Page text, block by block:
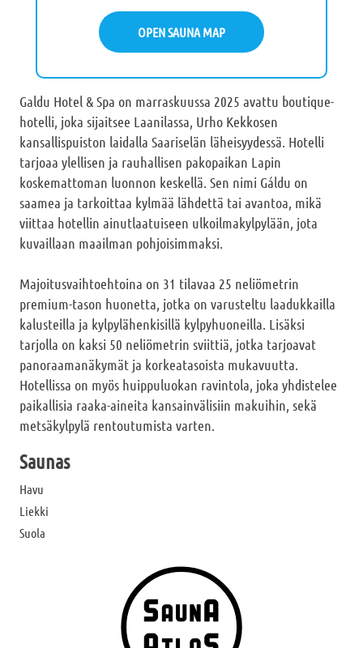
OPEN SAUNA MAP
Galdu Hotel & Spa on marraskuussa 2025 avattu boutique-
hotelli, joka sijaitsee Laanilassa, Urho Kekkosen
kansallispuiston laidalla Saariselän läheisyydessä. Hotelli
tarjoaa ylellisen ja rauhallisen pakopaikan Lapin
koskemattoman luonnon keskellä. Sen nimi Gáldu on
saamea ja tarkoittaa kylmää lähdettä tai avantoa, mikä
viittaa hotellin ainutlaatuiseen ulkoilmakylpylään, jota
kuvaillaan maailman pohjoisimmaksi.
Majoitusvaihtoehtoina on 31 tilavaa 25 neliömetrin
premium-tason huonetta, jotka on varusteltu laadukkailla
kalusteilla ja kylpylähenkisillä kylpyhuoneilla. Lisäksi
tarjolla on kaksi 50 neliömetrin sviittiä, jotka tarjoavat
panoraamanäkymät ja korkeatasoista mukavuutta.
Hotellissa on myös huippuluokan ravintola, joka yhdistelee
paikallisia raaka-aineita kansainvälisiin makuihin, sekä
metsäkylpylä rentoutumista varten.
Saunas
Havu
Liekki
Suola